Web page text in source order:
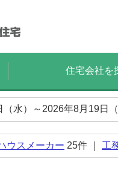
住宅会社を
水）～2026年8月19日
ウスメーカー 25件 ｜ 工